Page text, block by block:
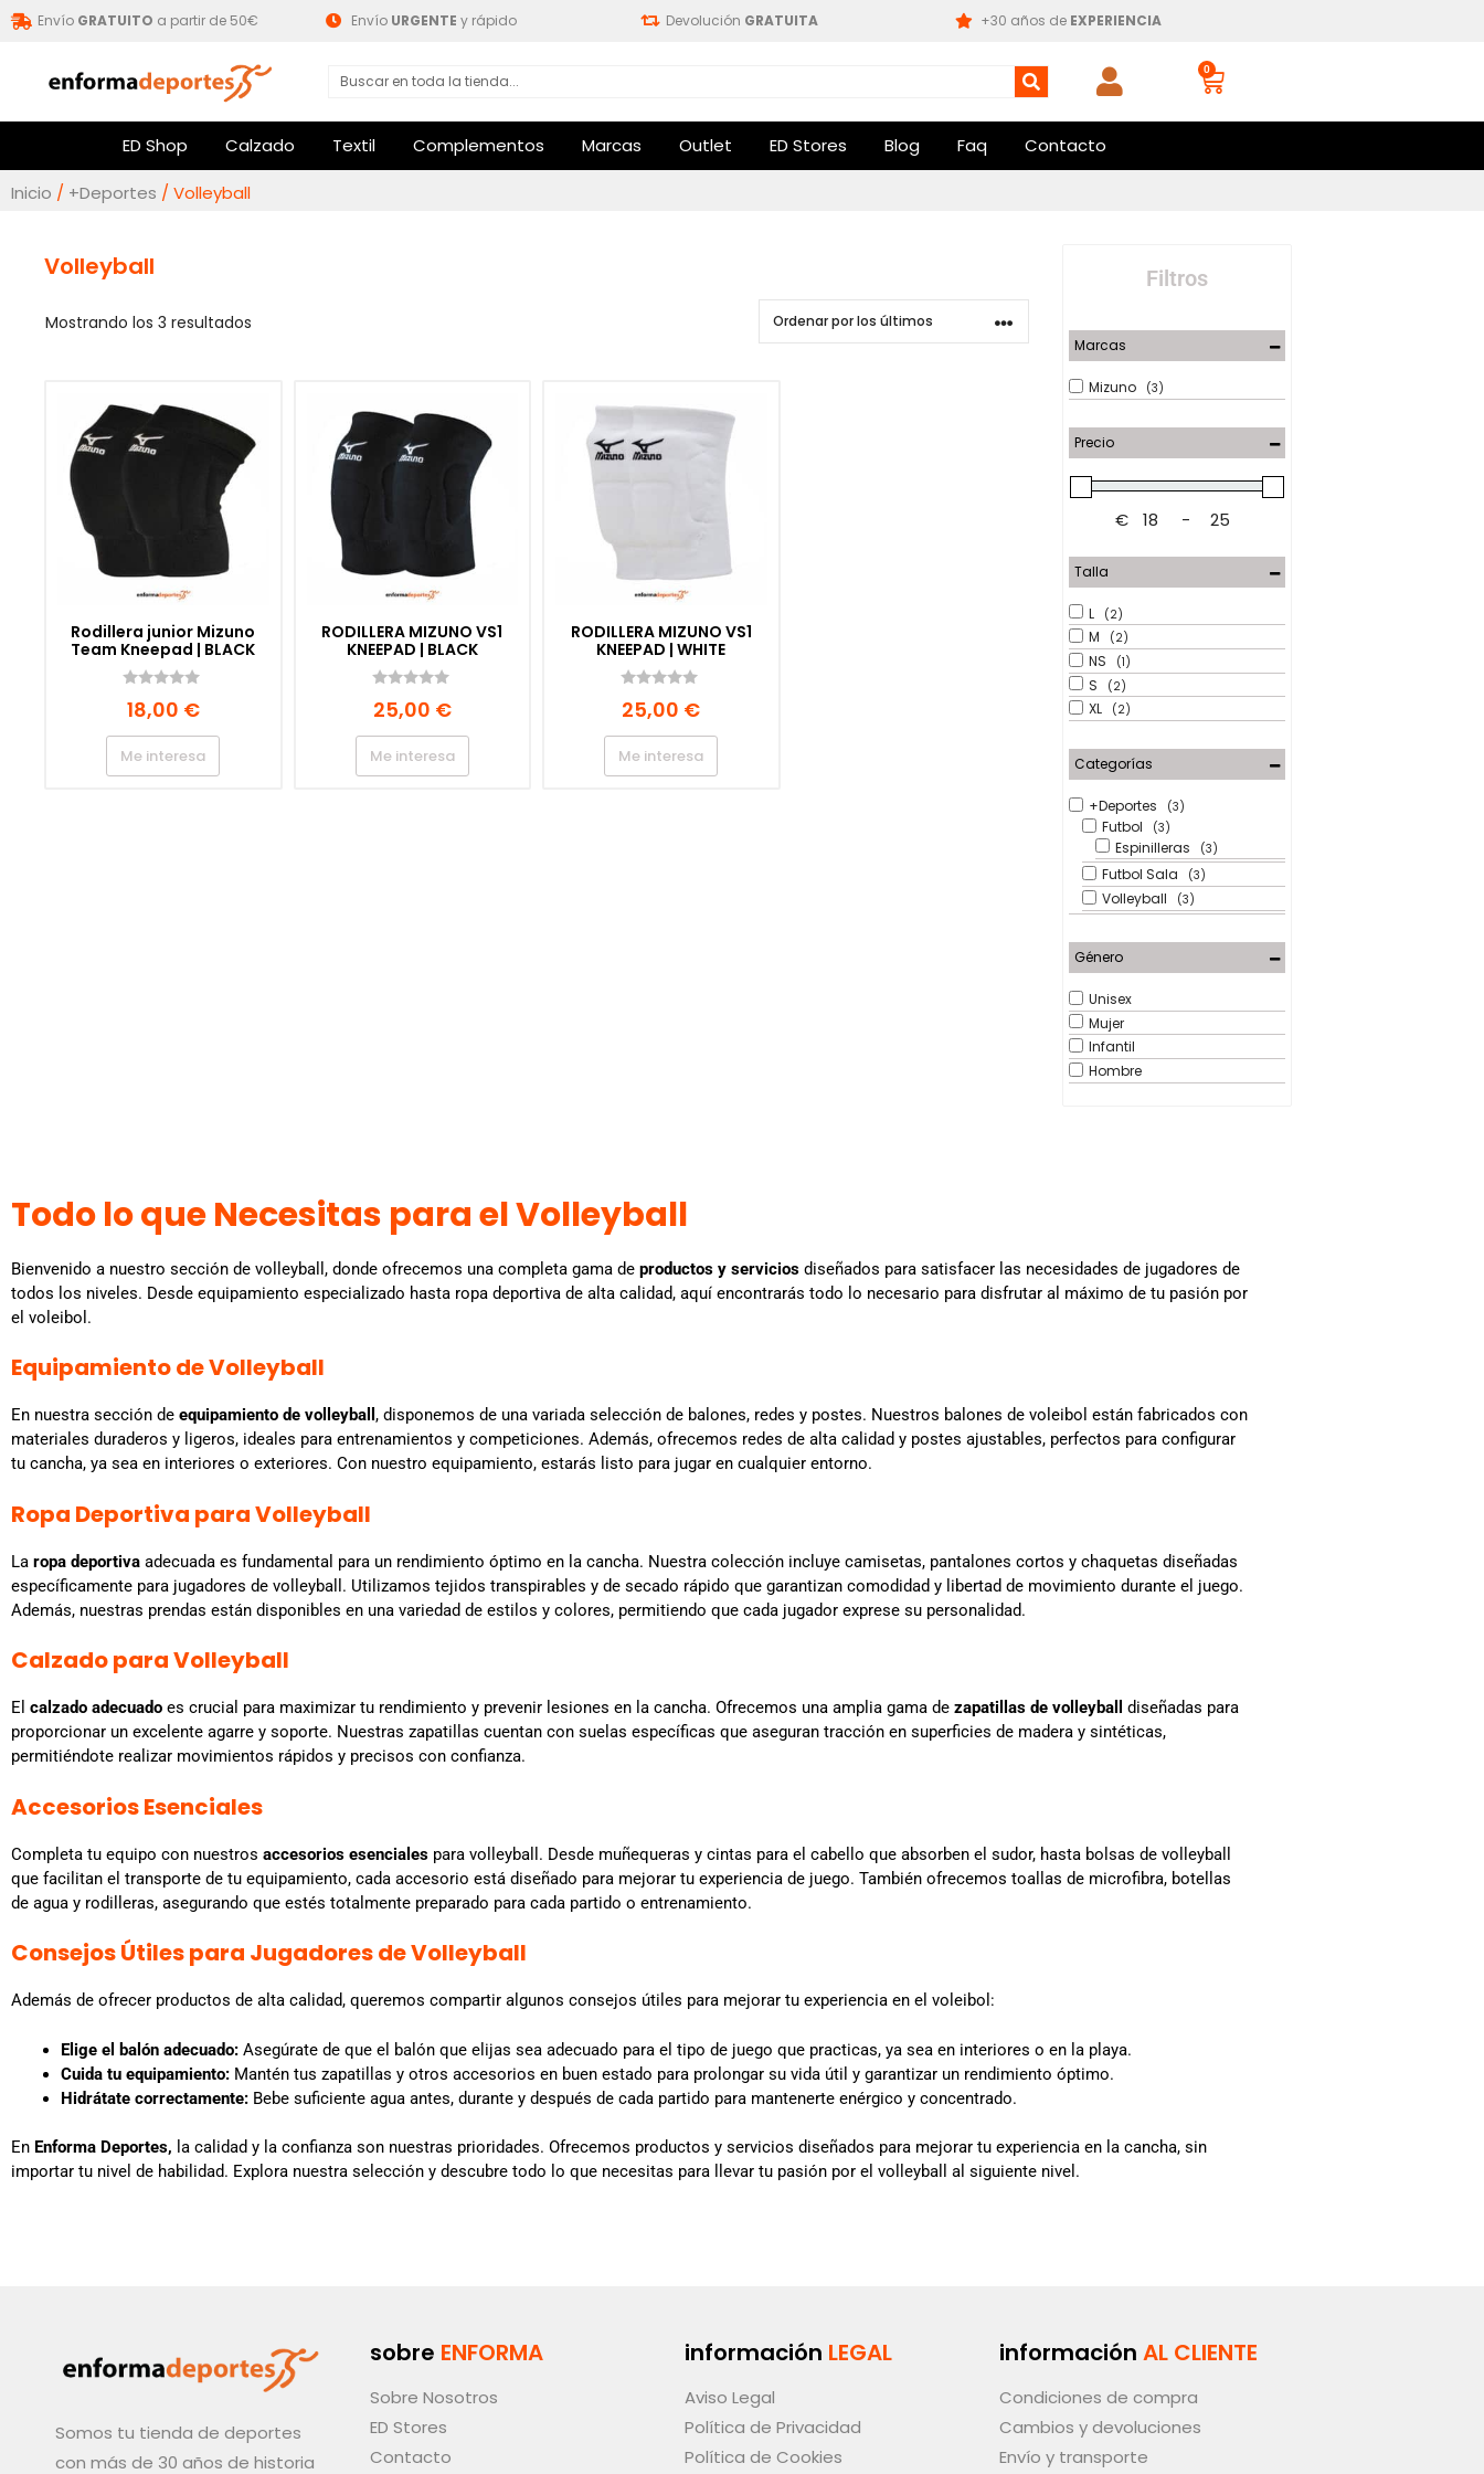
Envío GRATUITO a partir de 50€ Envío URGENTE y rápido Devolución GRATUITA +30 años de EXPERIENCIA
0
ED Shop Calzado Textil Complementos Marcas Outlet ED Stores Blog Faq Contacto
Inicio / +Deportes / Volleyball
Volleyball
Mostrando los 3 resultados
Rodillera junior Mizuno
Team Kneepad | BLACK
5
18,00 €
Me interesa
RODILLERA MIZUNO VS1
KNEEPAD | BLACK
d
5
25,00 €
Me interesa
RODILLERA MIZUNO VS1
KNEEPAD | WHITE
d
5
25,00 €
Me interesa
Filtros
Marcas
Mizuno (3)
Precio
€ Minimum Price
-Maximum Price
Talla
L (2)
M (2)
NS (1)
S (2)
XL (2)
Categorías
+Deportes (3)
Futbol (3)
Espinilleras (3)
Futbol Sala (3)
Volleyball (3)
Género
Unisex
Mujer
Infantil
Hombre
Todo lo que Necesitas para el Volleyball
Bienvenido a nuestro sección de volleyball, donde ofrecemos una completa gama de productos y servicios diseñados para satisfacer las necesidades de jugadores de
todos los niveles. Desde equipamiento especializado hasta ropa deportiva de alta calidad, aquí encontrarás todo lo necesario para disfrutar al máximo de tu pasión por
el voleibol.
Equipamiento de Volleyball
En nuestra sección de equipamiento de volleyball , disponemos de una variada selección de balones, redes y postes. Nuestros balones de voleibol están fabricados con
materiales duraderos y ligeros, ideales para entrenamientos y competiciones. Además, ofrecemos redes de alta calidad y postes ajustables, perfectos para configurar
tu cancha, ya sea en interiores o exteriores. Con nuestro equipamiento, estarás listo para jugar en cualquier entorno.
Ropa Deportiva para Volleyball
La ropa deportiva adecuada es fundamental para un rendimiento óptimo en la cancha. Nuestra colección incluye camisetas, pantalones cortos y chaquetas diseñadas
específicamente para jugadores de volleyball. Utilizamos tejidos transpirables y de secado rápido que garantizan comodidad y libertad de movimiento durante el juego.
Además, nuestras prendas están disponibles en una variedad de estilos y colores, permitiendo que cada jugador exprese su personalidad.
Calzado para Volleyball
El calzado adecuado es crucial para maximizar tu rendimiento y prevenir lesiones en la cancha. Ofrecemos una amplia gama de zapatillas de volleyball
diseñadas para
proporcionar un excelente agarre y soporte. Nuestras zapatillas cuentan con suelas específicas que aseguran tracción en superficies de madera y sintéticas,
permitiéndote realizar movimientos rápidos y precisos con confianza.
Accesorios Esenciales
Completa tu equipo con nuestros accesorios esenciales para volleyball. Desde muñequeras y cintas para el cabello que absorben el sudor, hasta bolsas de volleyball
que facilitan el transporte de tu equipamiento, cada accesorio está diseñado para mejorar tu experiencia de juego. También ofrecemos toallas de microfibra, botellas
de agua y rodilleras, asegurando que estés totalmente preparado para cada partido o entrenamiento.
Consejos Útiles para Jugadores de Volleyball
Además de ofrecer productos de alta calidad, queremos compartir algunos consejos útiles para mejorar tu experiencia en el voleibol:
Elige el balón adecuado: Asegúrate de que el balón que elijas sea adecuado para el tipo de juego que practicas, ya sea en interiores o en la playa.
Cuida tu equipamiento: Mantén tus zapatillas y otros accesorios en buen estado para prolongar su vida útil y garantizar un rendimiento óptimo.
Hidrátate correctamente: Bebe suficiente agua antes, durante y después de cada partido para mantenerte enérgico y concentrado.
En Enforma Deportes, la calidad y la confianza son nuestras prioridades. Ofrecemos productos y servicios diseñados para mejorar tu experiencia en la cancha, sin
importar tu nivel de habilidad. Explora nuestra selección y descubre todo lo que necesitas para llevar tu pasión por el volleyball al siguiente nivel.
Somos tu tienda de deportes
con más de 30 años de historia
sobre ENFORMA
Sobre Nosotros
ED Stores
Contacto
información LEGAL
Aviso Legal
Política de Privacidad
Política de Cookies
información AL CLIENTE
Condiciones de compra
Cambios y devoluciones
Envío y transporte